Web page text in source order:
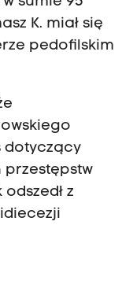
K. miał się
pedofilskim
dotyczący
przestępstw
z